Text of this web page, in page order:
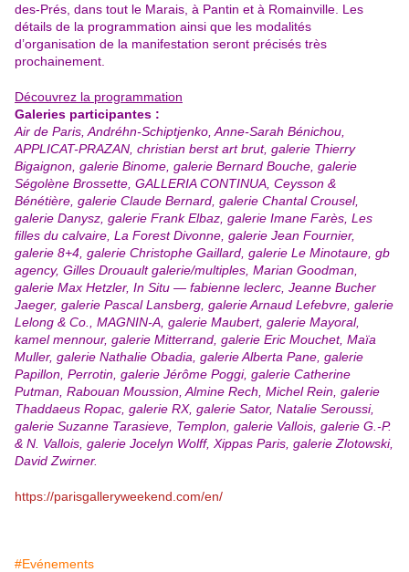
des-Prés, dans tout le Marais, à Pantin et à Romainville. Les
détails de la programmation ainsi que les modalités
d’organisation de la manifestation seront précisés très
prochainement.
Découvrez la programmation
Galeries participantes :
Air de Paris, Andréhn-Schiptjenko, Anne-Sarah Bénichou,
APPLICAT-PRAZAN, christian berst art brut, galerie Thierry
Bigaignon, galerie Binome, galerie Bernard Bouche, galerie
Ségolène Brossette, GALLERIA CONTINUA, Ceysson &
Bénétière, galerie Claude Bernard, galerie Chantal Crousel,
galerie Danysz, galerie Frank Elbaz, galerie Imane Farès, Les
filles du calvaire, La Forest Divonne, galerie Jean Fournier,
galerie 8+4, galerie Christophe Gaillard, galerie Le Minotaure, gb
agency, Gilles Drouault galerie/multiples, Marian Goodman,
galerie Max Hetzler, In Situ — fabienne leclerc, Jeanne Bucher
Jaeger, galerie Pascal Lansberg, galerie Arnaud Lefebvre, galerie
Lelong & Co., MAGNIN-A, galerie Maubert, galerie Mayoral,
kamel mennour, galerie Mitterrand, galerie Eric Mouchet, Maïa
Muller, galerie Nathalie Obadia, galerie Alberta Pane, galerie
Papillon, Perrotin, galerie Jérôme Poggi, galerie Catherine
Putman, Rabouan Moussion, Almine Rech, Michel Rein, galerie
Thaddaeus Ropac, galerie RX, galerie Sator, Natalie Seroussi,
galerie Suzanne Tarasieve, Templon, galerie Vallois, galerie G.-P.
& N. Vallois, galerie Jocelyn Wolff, Xippas Paris, galerie Zlotowski,
David Zwirner.
https://parisgalleryweekend.com/en/
#Evénements